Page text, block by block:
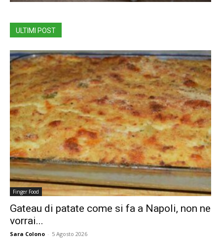
ULTIMI POST
Finger Food
Gateau di patate come si fa a Napoli, non ne
vorrai...
Sara Colono - 5 Agosto 2026